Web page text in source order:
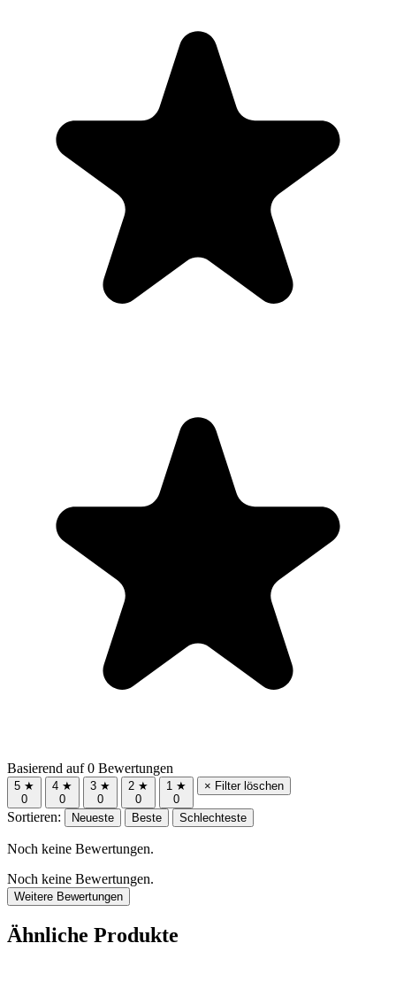
Basierend auf 0 Bewertungen
5 ★
0
4 ★
0
3 ★
0
2 ★
0
1 ★
0
× Filter löschen
Sortieren: Neueste Beste Schlechteste
Noch keine Bewertungen.
Noch keine Bewertungen.
Weitere Bewertungen
Ähnliche Produkte